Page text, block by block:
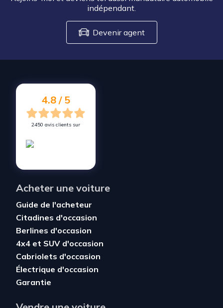
indépendant.
Devenir agent
4.8 / 5
2450 avis clients sur
Acheter une voiture
Guide de l'acheteur
Citadines d'occasion
Berlines d'occasion
4x4 et SUV d'occasion
Cabriolets d'occasion
Électrique d'occasion
Garantie